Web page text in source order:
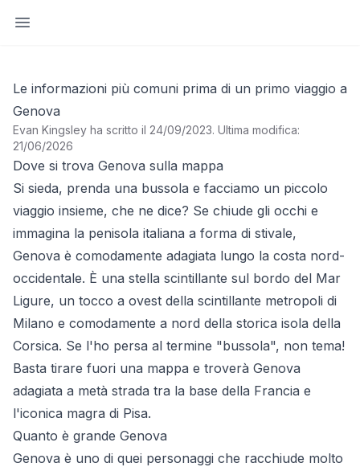
Apri barra laterale
Le informazioni più comuni prima di un primo viaggio a
Genova
Evan Kingsley ha scritto il 24/09/2023. Ultima modifica:
21/06/2026
Dove si trova Genova sulla mappa
Si sieda, prenda una bussola e facciamo un piccolo
viaggio insieme, che ne dice? Se chiude gli occhi e
immagina la penisola italiana a forma di stivale,
Genova è comodamente adagiata lungo la costa nord-
occidentale. È una stella scintillante sul bordo del Mar
Ligure, un tocco a ovest della scintillante metropoli di
Milano e comodamente a nord della storica isola della
Corsica. Se l'ho persa al termine "bussola", non tema!
Basta tirare fuori una mappa e troverà Genova
adagiata a metà strada tra la base della Francia e
l'iconica magra di Pisa.
Quanto è grande Genova
Genova è uno di quei personaggi che racchiude molto